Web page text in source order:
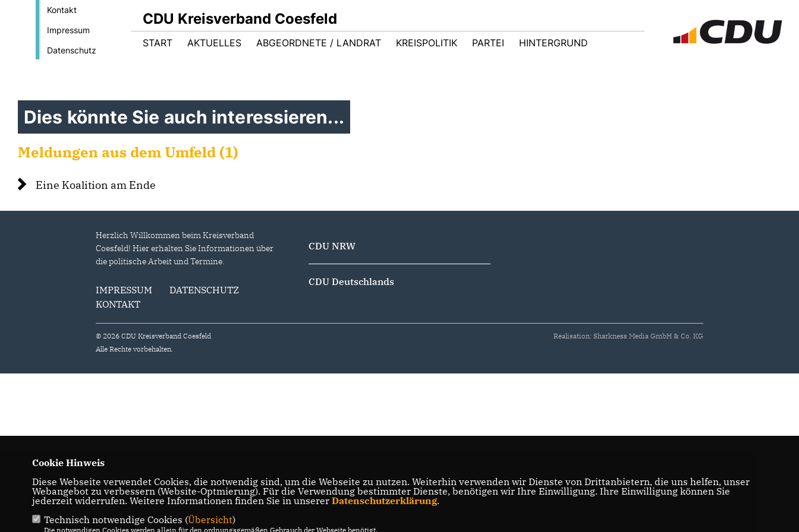
Kontakt
Impressum
Datenschutz
CDU Kreisverband Coesfeld
START AKTUELLES ABGEORDNETE / LANDRAT KREISPOLITIK PARTEI HINTERGRUND
Dies könnte Sie auch interessieren...
Meldungen aus dem Umfeld (1)
Eine Koalition am Ende
Herzlich Willkommen beim Kreisverband
Coesfeld! Hier erhalten Sie Informationen über
die politische Arbeit und Termine.
IMPRESSUM
DATENSCHUTZ
KONTAKT
CDU NRW
CDU Deutschlands
© 2026 CDU Kreisverband Coesfeld
Alle Rechte vorbehalten.
Realisation: Sharkness Media GmbH & Co. KG
Cookie Hinweis
Diese Webseite verwendet Cookies, die notwendig sind, um die Webseite zu nutzen. Weiterhin verwenden wir Dienste von Drittanbietern, die uns helfen, unser
Webangebot zu verbessern (Website-Optmierung). Für die Verwendung bestimmter Dienste, benötigen wir Ihre Einwilligung. Ihre Einwilligung können Sie
jederzeit widerrufen. Weitere Informationen finden Sie in unserer Datenschutzerklärung.
Technisch notwendige Cookies (Übersicht)
Die notwendigen Cookies werden allein für den ordnungsgemäßen Gebrauch der Webseite benötigt.